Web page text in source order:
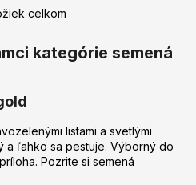
O
l
a
c
i
e
p
celkom
kategórie semená
listami a svetlými
a ľahko sa pestuje. Výborný do
Pozrite si semená